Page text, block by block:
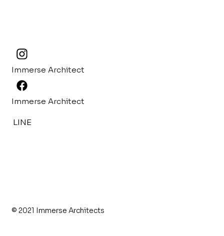
Immerse Architect
Immerse Architect
LINE
© 2021 Immerse Architects